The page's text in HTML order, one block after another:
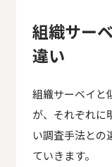
組織サー
違い
組織サーベイと
が、それぞれに
い調査手法との
ていきます。